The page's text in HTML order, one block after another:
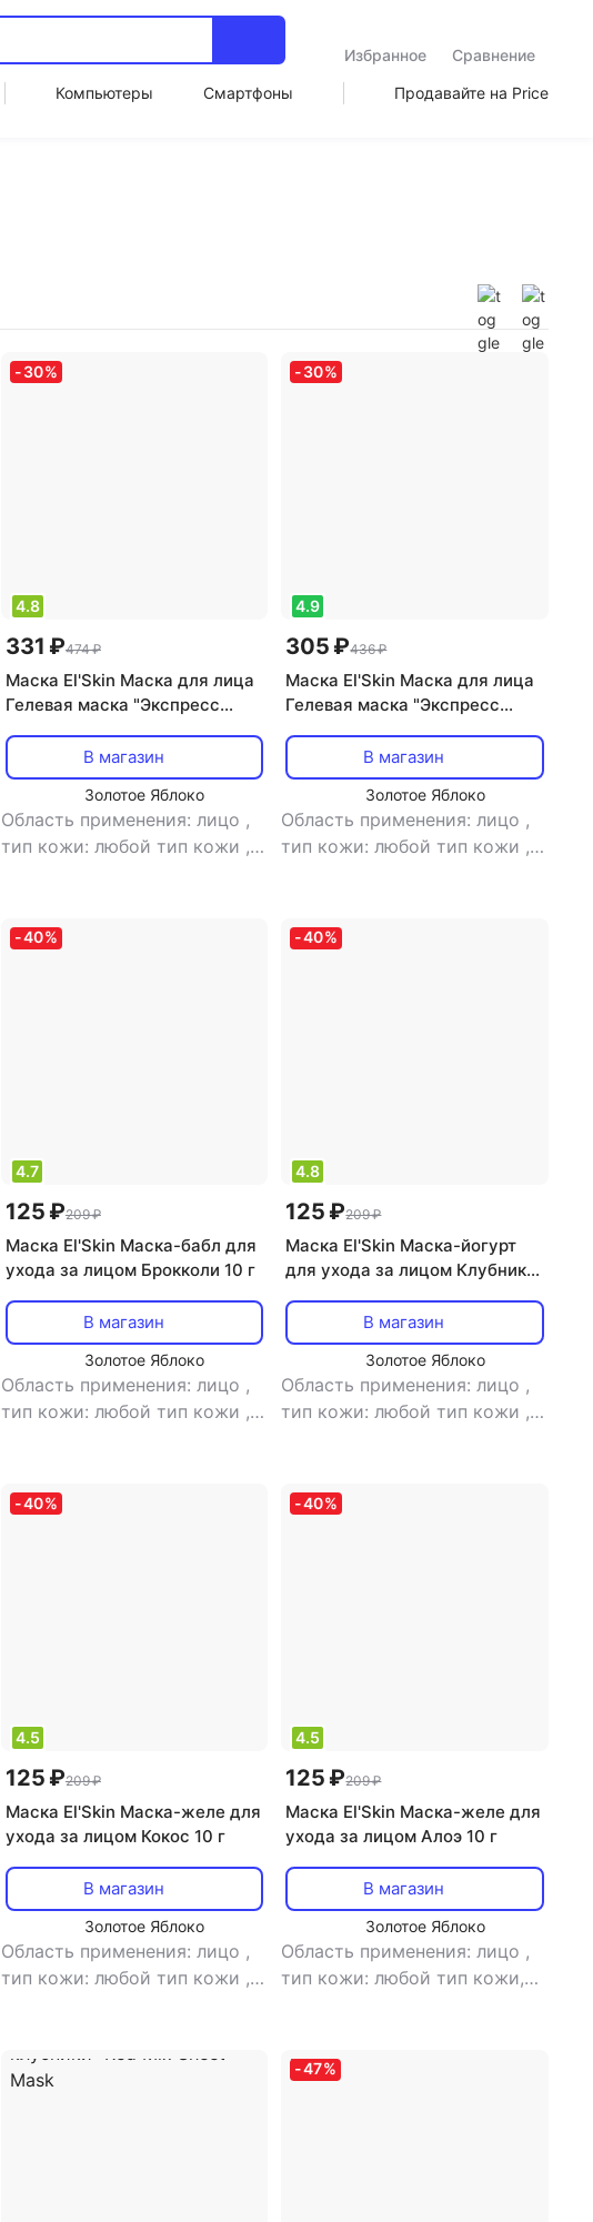
Избранное
Сравнение
Компьютеры Смартфоны Продавайте на Price
-30%
4.8
331 ₽474 ₽
Маска El'Skin Маска для лица
Гелевая маска "Экспресс
В магазин
Золотое Яблоко
Область применения: лицо ,
тип кожи: любой тип кожи ,
морщинами, лифтинг,
питание, увлажнение
-30%
4.9
305 ₽436 ₽
Маска El'Skin Маска для лица
Гелевая маска "Экспресс
В магазин
Золотое Яблоко
Область применения: лицо ,
тип кожи: любой тип кожи ,
питание, увлажнение
-40%
4.7
125 ₽209 ₽
Маска El'Skin Маска-бабл для
ухода за лицом Брокколи 10 г
В магазин
Золотое Яблоко
Область применения: лицо ,
тип кожи: любой тип кожи ,
очищение
-40%
4.8
125 ₽209 ₽
Маска El'Skin Маска-йогурт
для ухода за лицом Клубника
В магазин
Золотое Яблоко
Область применения: лицо ,
тип кожи: любой тип кожи ,
избавление от черных точек,
массажный, очищение,
-40%
4.5
125 ₽209 ₽
Маска El'Skin Маска-желе для
ухода за лицом Кокос 10 г
В магазин
Золотое Яблоко
Область применения: лицо ,
тип кожи: любой тип кожи ,
массажный, питание,
увлажнение
-40%
4.5
125 ₽209 ₽
Маска El'Skin Маска-желе для
ухода за лицом Алоэ 10 г
В магазин
Золотое Яблоко
Область применения: лицо ,
тип кожи: любой тип кожи,
антикуперозный, массажный,
увлажнение
-47%